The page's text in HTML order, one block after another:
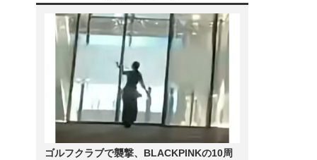
ゴルフクラブで襲撃、BLACKPINKの10周